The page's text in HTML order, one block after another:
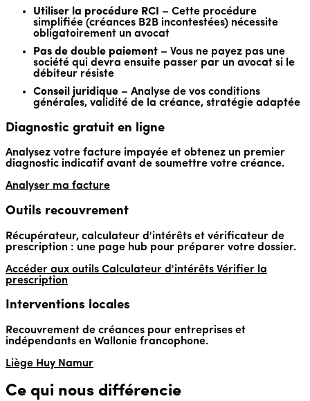
Utiliser la procédure RCI
– Cette procédure
simplifiée (créances B2B incontestées) nécessite
obligatoirement un avocat
Pas de double paiement – Vous ne payez pas une
société qui devra ensuite passer par un avocat si le
débiteur résiste
Conseil juridique – Analyse de vos conditions
générales, validité de la créance, stratégie adaptée
Diagnostic gratuit en ligne
Analysez votre facture impayée et obtenez un premier
diagnostic indicatif avant de soumettre votre créance.
Analyser ma facture
Outils recouvrement
Récupérateur, calculateur d'intérêts et vérificateur de
prescription : une page hub pour préparer votre dossier.
Accéder aux outils Calculateur d'intérêts Vérifier la
prescription
Interventions locales
Recouvrement de créances pour entreprises et
indépendants en Wallonie francophone.
Liège Huy Namur
Ce qui nous différencie